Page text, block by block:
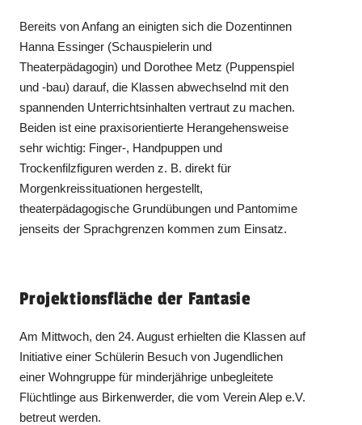
Bereits von Anfang an einigten sich die Dozentinnen
Hanna Essinger (Schauspielerin und
Theaterpädagogin) und Dorothee Metz (Puppenspiel
und -bau) darauf, die Klassen abwechselnd mit den
spannenden Unterrichtsinhalten vertraut zu machen.
Beiden ist eine praxisorientierte Herangehensweise
sehr wichtig: Finger-, Handpuppen und
Trockenfilzfiguren werden z. B. direkt für
Morgenkreissituationen hergestellt,
theaterpädagogische Grundübungen und Pantomime
jenseits der Sprachgrenzen kommen zum Einsatz.
Projektionsfläche der Fantasie
Am Mittwoch, den 24. August erhielten die Klassen auf
Initiative einer Schülerin Besuch von Jugendlichen
einer Wohngruppe für minderjährige unbegleitete
Flüchtlinge aus Birkenwerder, die vom Verein Alep e.V.
betreut werden.